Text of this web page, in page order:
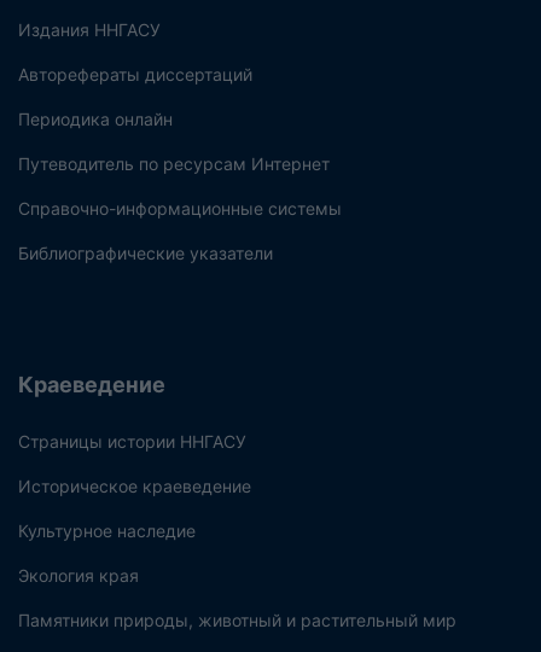
Издания ННГАСУ
Авторефераты диссертаций
Периодика онлайн
Путеводитель по ресурсам Интернет
Справочно-информационные системы
Библиографические указатели
Краеведение
Страницы истории ННГАСУ
Историческое краеведение
Культурное наследие
Экология края
Памятники природы, животный и растительный мир